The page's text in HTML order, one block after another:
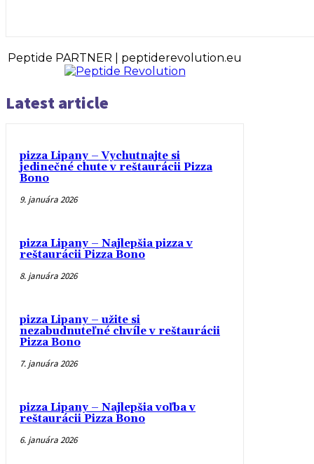
Peptide PARTNER | peptiderevolution.eu
Latest article
pizza Lipany – Vychutnajte si
jedinečné chute v reštaurácii Pizza
Bono
9. januára 2026
pizza Lipany – Najlepšia pizza v
reštaurácii Pizza Bono
8. januára 2026
pizza Lipany – užite si
nezabudnuteľné chvíle v reštaurácii
Pizza Bono
7. januára 2026
pizza Lipany – Najlepšia voľba v
reštaurácii Pizza Bono
6. januára 2026